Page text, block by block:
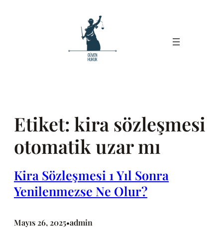
Etiket: kira sözleşmesi
otomatik uzar mı
Kira Sözleşmesi 1 Yıl Sonra
Yenilenmezse Ne Olur?
Mayıs 26, 2025•admin